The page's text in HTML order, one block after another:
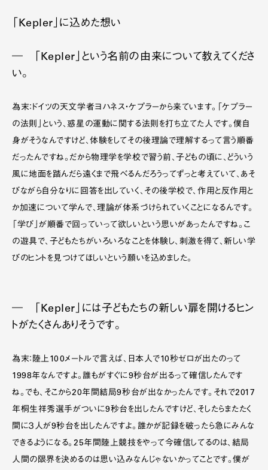
「Kepler」に込めた想い
― 「Kepler」という名前の由来について教えてくださ
い。
為末：ドイツの天文学者ヨハネス・ケプラーから来ています。「ケプラー
の法則」という、惑星の運動に関する法則を打ち立てた人です。僕自
身がそうなんですけど、体験をしてその後理論で理解するって言う順番
だったんですね。だから物理学を学校で習う前、子どもの頃に、どういう
風に地面を踏んだら遠くまで飛べるんだろうってずっと考えていて、あそ
びながら自分なりに回答を出していく、その後学校で、作用と反作用と
か加速について学んで、理論が体系づけられていくことになるんです。
「学び」が順番で回っていって欲しいという思いがあったんですね。こ
の遊具で、子どもたちがいろいろなことを体験し、刺激を得て、新しい学
びのヒントを見つけてほしいという願いを込めました。
― 「Kepler」には子どもたちの新しい扉を開けるヒン
トがたくさんありそうです。
為末：陸上100メートルで言えば、日本人で10秒ゼロが出たのって
1998年なんですよ。誰もがすぐに9秒台が出るって確信したんです
ね。でも、そこから20年間結局9秒台が出なかったんです。それで2017
年桐生祥秀選手がついに9秒台を出したんですけど、そしたらまたたく
間に３人が9秒台を出したんですよ。誰かが記録を破ったら急にみんな
できるようになる。25年間陸上競技をやって今確信してるのは、結局
人間の限界を決めるのは思い込みなんじゃないかってことです。僕が